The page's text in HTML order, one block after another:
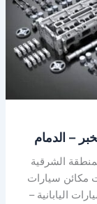
– الدمام
الشرقية
مكائن سيارات
اليابانية –